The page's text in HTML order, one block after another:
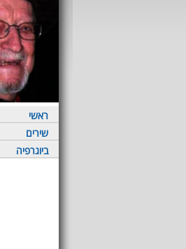
ראשי
שירים
ביוגרפיה